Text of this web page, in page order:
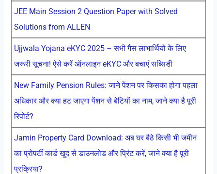
JEE Main Session 2 Question Paper with Solved
Solutions from ALLEN
Ujjwala Yojana eKYC 2025 – सभी गैस लाभार्थियों के लिए
जरूरी सूचना! ऐसे करें ऑनलाइन eKYC और बचाएं सब्सिडी
New Family Pension Rules: जाने पेंशन पर किसका होगा पहला
अधिकार और क्या हट जाएगा पेंशन से बेटियों का नाम, जाने क्या है पूरी
रिपोर्ट?
Jamin Property Card Download: अब घर बैठे किसी भी जमीन
का प्रोपर्टी कार्ड खुद से डाउनलोड और प्रिंट करें, जाने क्या है पूरी
प्रक्रिया?